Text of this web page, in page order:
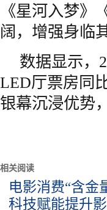
《星河入梦》
阔，增强身临
数据显示，
LED厅票房同
银幕沉浸优势
相关阅读
电影消费“含金
科技赋能提升